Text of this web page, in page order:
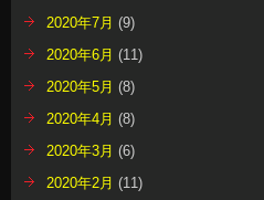
2020年7月 (9)
2020年6月 (11)
2020年5月 (8)
2020年4月 (8)
2020年3月 (6)
2020年2月 (11)